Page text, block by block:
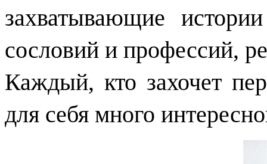
захватывающие
сословий и профессий,
Каждый, кто захочет
для себя много